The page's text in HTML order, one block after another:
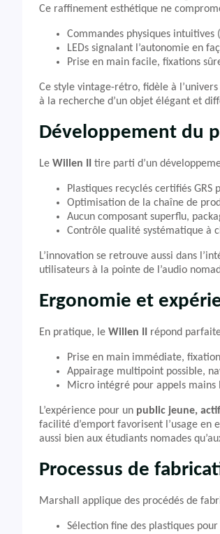
Ce raffinement esthétique ne
Commandes physiques
LEDs signalant l’autonomie en
Prise en main facile, fixations
Ce style vintage-rétro, fidèle à
à la recherche d’un objet élégant et
Développement du
Le Willen II tire parti d’un
Plastiques recyclés certifiés GRS
Optimisation de la chaîne de
Aucun composant superflu,
Contrôle qualité systématique à
L’innovation se retrouve aussi dans
utilisateurs à la pointe de l’audio
Ergonomie et
En pratique, le Willen II répond
Prise en main immédiate,
Appairage multipoint possible,
Micro intégré pour appels
L’expérience pour un public jeune,
facilité d’emport favorisent l’usage en
aussi bien aux étudiants nomades
Processus de
Marshall applique des procédés de
Sélection fine des plastiques